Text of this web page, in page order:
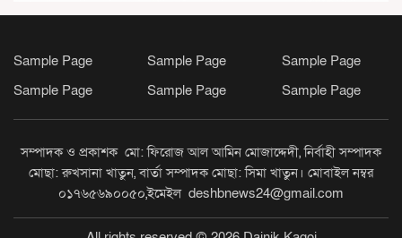
লংগদু জোনের বিনামূল্যে চক্ষুসেবা
পেলেন ৭০০ রোগী, ২০০ জনকে চশমা
বিতরণ উন্নত চিকিৎসা ও অস্ত্রোপচারের
জন্য ১৭৫ রোগীকে চট্টগ্রামে রেফার
Sample Page Sample Page
Sample Page
Sample Page
Sample Page Sample Page
সম্পাদক ও প্রকাশক মো: ফিরোজ আল আমিন মোজাদ্দেদী, নির্বাহী সম্পাদক
মোছা: রুখসানা খাতুন, বার্তা সম্পাদক মোছা: সিমা খাতুন। মোবাইল নম্বর
০১৭৬৫৬৯০০৫০,ইমেইল deshbnews24@gmail.com